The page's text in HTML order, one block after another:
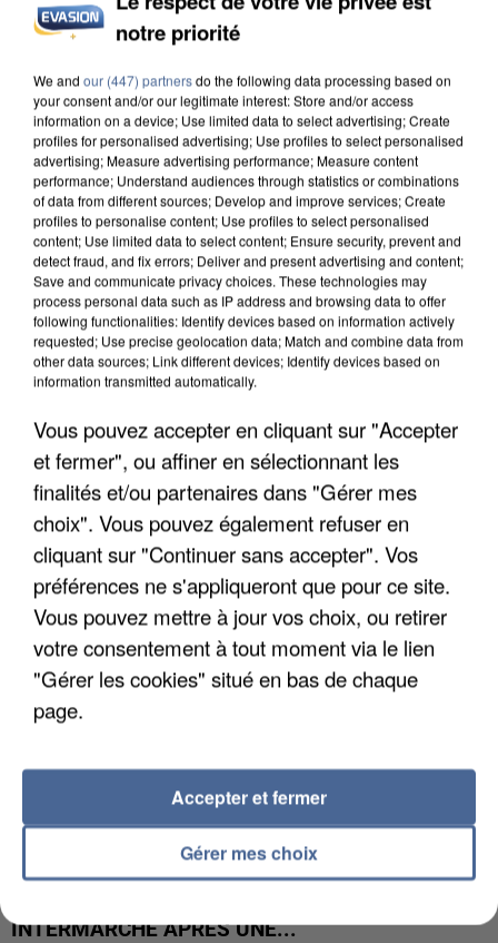
UN SECOND CADRE DE LA DZ MAFIA
INTERPELLÉ EN ALGÉRIE
UNE TOURISTE DE L’OISE EMPORTÉE PAR UNE
COULÉE DE BOUE EN HAUTE-SAVOIE
INTERMARCHÉ APRÈS UNE...
notre priorité
We and our (447) partnersdo the following data processing based on
your consent and/or our legitimate interest: Store and/or access
information on a device; Use limited data to select advertising; Create
profiles for personalised advertising; Use profiles to select personalised
advertising; Measure advertising performance; Measure content
performance; Understand audiences through statistics or combinations
of data from different sources; Develop and improve services; Create
profiles to personalise content; Use profiles to select personalised
content; Use limited data to select content; Ensure security, prevent and
detect fraud, and fix errors; Deliver and present advertising and content;
Save and communicate privacy choices. These technologies may
process personal data such as IP address and browsing data to offer
following functionalities: Identify devices based on information actively
requested; Use precise geolocation data; Match and combine data from
other data sources; Link different devices; Identify devices based on
information transmitted automatically.
Vous pouvez accepter en cliquant sur "Accepter
et fermer", ou affiner en sélectionnant les
finalités et/ou partenaires dans "Gérer mes
choix". Vous pouvez également refuser en
cliquant sur "Continuer sans accepter". Vos
préférences ne s'appliqueront que pour ce site.
Vous pouvez mettre à jour vos choix, ou retirer
votre consentement à tout moment via le lien
"Gérer les cookies" situé en bas de chaque
page.
Gérer mes choix
Accepter et fermer